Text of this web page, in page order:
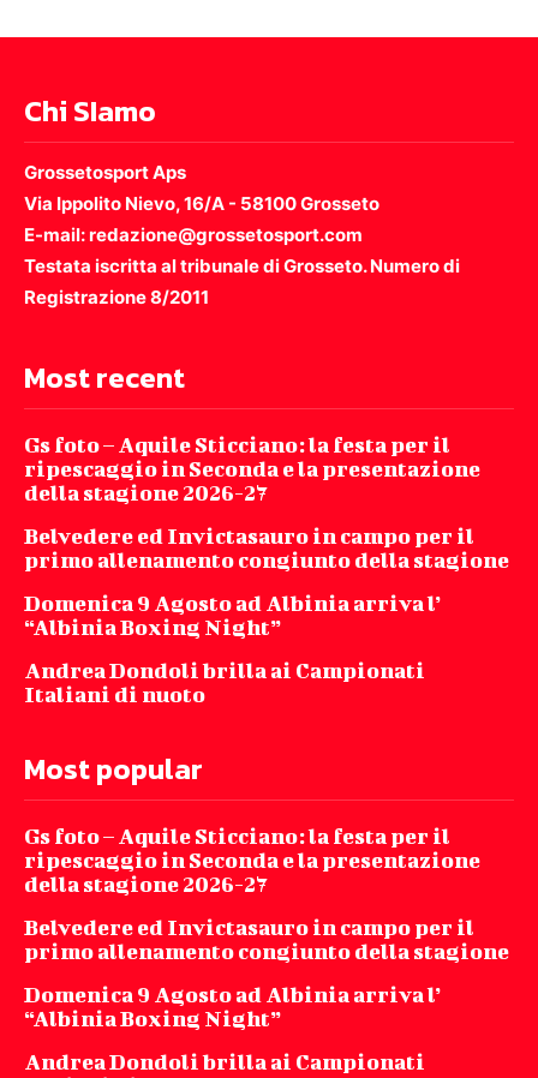
Chi SIamo
Grossetosport Aps
Via Ippolito Nievo, 16/A - 58100 Grosseto
E-mail: redazione@grossetosport.com
Testata iscritta al tribunale di Grosseto. Numero di
Registrazione 8/2011
Most recent
Gs foto – Aquile Sticciano: la festa per il
ripescaggio in Seconda e la presentazione
della stagione 2026-27
Belvedere ed Invictasauro in campo per il
primo allenamento congiunto della stagione
Domenica 9 Agosto ad Albinia arriva l’
“Albinia Boxing Night”
Andrea Dondoli brilla ai Campionati
Italiani di nuoto
Most popular
Gs foto – Aquile Sticciano: la festa per il
ripescaggio in Seconda e la presentazione
della stagione 2026-27
Belvedere ed Invictasauro in campo per il
primo allenamento congiunto della stagione
Domenica 9 Agosto ad Albinia arriva l’
“Albinia Boxing Night”
Andrea Dondoli brilla ai Campionati